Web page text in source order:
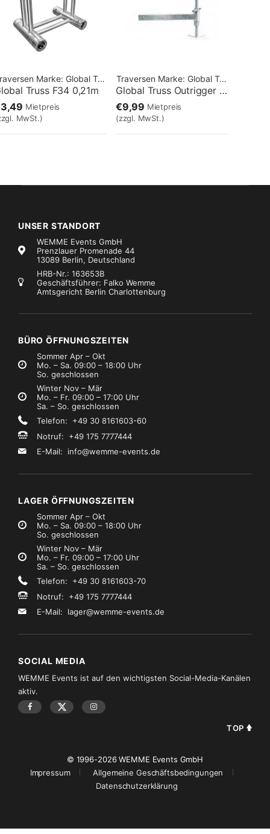
Marke: Global Truss
Truss F34 0,21m
Mietpreis
MwSt.)
Traversen Marke: Global Truss
Global Truss Outrigger für Base 75cm Alu
€9,99 Mietpreis
(zzgl. MwSt.)
Marke:Global Truss
MwSt.)
Traversen Marke:
(zzgl. MwSt.)
UNSER STANDORT
WEMME Events GmbH
Prenzlauer Promenade 44
13089 Berlin, Deutschland
HRB-Nr.: 163653B
Geschäftsführer: Falko Wemme
Amtsgericht Berlin Charlottenburg
BÜRO ÖFFNUNGSZEITEN
Sommer Apr – Okt
Mo. – Sa. 09:00 – 18:00 Uhr
So. geschlossen
Winter Nov – Mär
Mo. – Fr. 09:00 – 17:00 Uhr
Sa. – So. geschlossen
Telefon: +49 30 8161603-60
Notruf: +49 175 7777444
E-Mail: info@wemme-events.de
LAGER ÖFFNUNGSZEITEN
Sommer Apr – Okt
Mo. – Sa. 09:00 – 18:00 Uhr
So. geschlossen
Winter Nov – Mär
Mo. – Fr. 09:00 – 17:00 Uhr
Sa. – So. geschlossen
Telefon: +49 30 8161603-70
Notruf: +49 175 7777444
E-Mail: lager@wemme-events.de
SOCIAL MEDIA
WEMME Events ist auf den wichtigsten Social-Media-Kanälen
aktiv.
© 1996-2026 WEMME Events GmbH
Impressum
Allgemeine Geschäftsbedingungen
Datenschutzerklärung
TOP